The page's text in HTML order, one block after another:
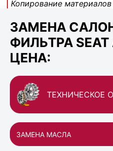
Копирование
ЗАМЕНА
ФИЛЬТРА SEAT
ЦЕНА:
ТЕХНИЧЕСКОЕ
ЗАМЕНА МАСЛА